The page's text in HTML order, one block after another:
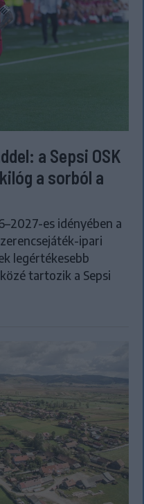
a Sepsi OSK
a sorból a
es idényében a
ipari
legértékesebb
tartozik a Sepsi